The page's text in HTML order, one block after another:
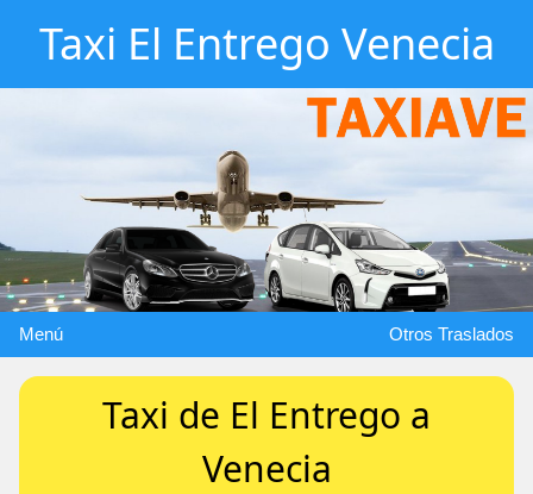
Taxi El Entrego Venecia
Menú Otros Traslados
Taxi de El Entrego a
Venecia